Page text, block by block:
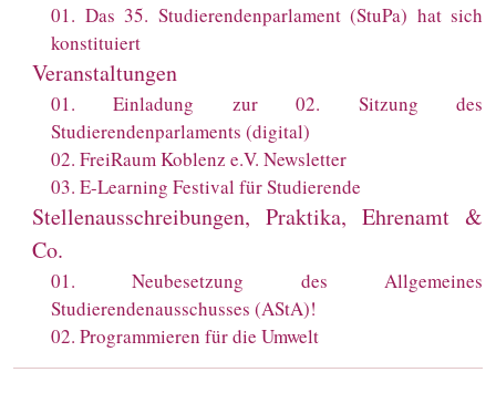
01. Das 35. Studierendenparlament (StuPa) hat sich
konstituiert
Veranstaltungen
01.Einladung zur 02. Sitzung des
Studierendenparlaments (digital)
02. FreiRaum Koblenz e.V. Newsletter
03. E-Learning Festival für Studierende
Stellenausschreibungen, Praktika, Ehrenamt &
Co.
01.Neubesetzung des Allgemeines
Studierendenausschusses (AStA)!
02. Programmieren für die Umwelt